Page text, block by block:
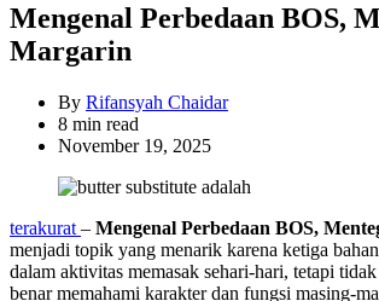
Mengenal Perbedaan BOS,
Margarin
By Rifansyah Chaidar
Estimated
read
8 min read
November 19, 2025
terakurat – Mengenal Perbedaan BOS,
menjadi topik yang menarik karena ketiga
dalam aktivitas memasak sehari-hari, tetapi
benar memahami karakter dan fungsi masing-